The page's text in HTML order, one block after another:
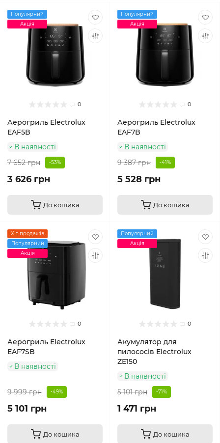
Популярний
Акція
0
Аерогриль Electrolux
EAF5B
В наявності
7 652 грн
-53%
3 626 грн
До кошика
Популярний
Акція
0
Аерогриль Electrolux
EAF7B
В наявності
9 387 грн
-41%
5 528 грн
До кошика
Хіт продажів
Популярний
Акція
0
Аерогриль Electrolux
EAF7SB
В наявності
9 999 грн -49%
5 101 грн
До кошика
Популярний
Акція
0
Акумулятор для
пилососів Electrolux
ZE150
В наявності
5 101 грн
-71%
1 471 грн
До кошика